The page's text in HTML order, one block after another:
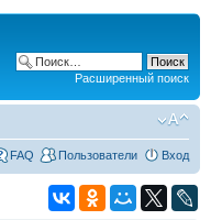
Расширенный поиск
FAQ Пользователи Вход